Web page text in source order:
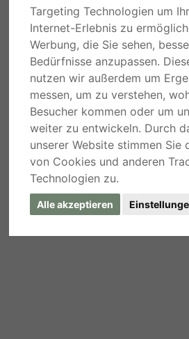
Targeting Technologien um
Internet-Erlebnis zu
Werbung, die Sie sehen,
Bedürfnisse anzupassen.
nutzen wir außerdem um
messen, um zu verstehen,
Besucher kommen oder um
weiter zu entwickeln. Durch
unserer Website stimmen Sie
von Cookies und anderen
Technologien zu.
Alle akzeptieren